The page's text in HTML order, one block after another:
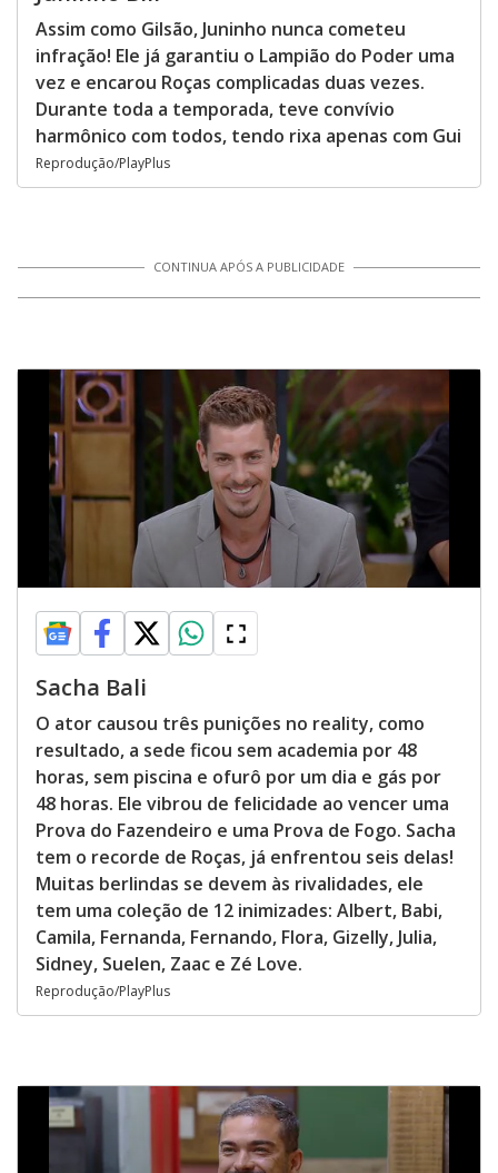
Assim como Gilsão, Juninho nunca cometeu
infração! Ele já garantiu o Lampião do Poder uma
vez e encarou Roças complicadas duas vezes.
Durante toda a temporada, teve convívio
harmônico com todos, tendo rixa apenas com Gui
Reprodução/PlayPlus
CONTINUA APÓS A PUBLICIDADE
Sacha Bali
O ator causou três punições no reality, como
resultado, a sede ficou sem academia por 48
horas, sem piscina e ofurô por um dia e gás por
48 horas. Ele vibrou de felicidade ao vencer uma
Prova do Fazendeiro e uma Prova de Fogo. Sacha
tem o recorde de Roças, já enfrentou seis delas!
Muitas berlindas se devem às rivalidades, ele
tem uma coleção de 12 inimizades: Albert, Babi,
Camila, Fernanda, Fernando, Flora, Gizelly, Julia,
Sidney, Suelen, Zaac e Zé Love.
Reprodução/PlayPlus